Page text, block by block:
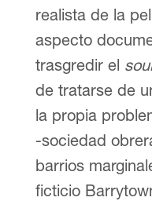
realista de la
aspecto
trasgredir el soul
de tratarse de
la propia
-sociedad
barrios
ficticio